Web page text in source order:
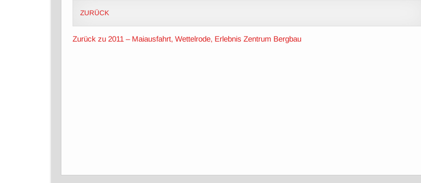
ZURÜCK
Zurück zu 2011 – Maiausfahrt, Wettelrode, Erlebnis Zentrum Bergbau